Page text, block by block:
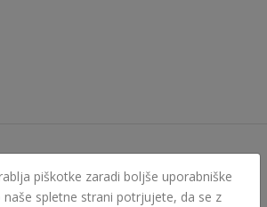
piškotke zaradi boljše uporabniške
spletne strani potrjujete, da se z